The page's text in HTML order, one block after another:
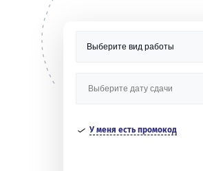
У меня есть промокод